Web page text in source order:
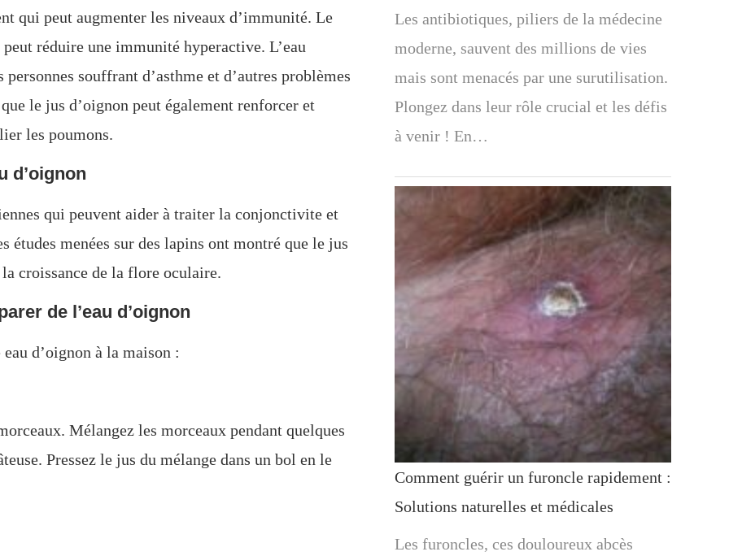
qui peut augmenter les niveaux d’immunité. Le
réduire une immunité hyperactive. L’eau
souffrant d’asthme et d’autres problèmes
le jus d’oignon peut également renforcer et
les poumons.
d’oignon
qui peuvent aider à traiter la conjonctivite et
menées sur des lapins ont montré que le jus
croissance de la flore oculaire.
de l’eau d’oignon
d’oignon à la maison :
Mélangez les morceaux pendant quelques
Pressez le jus du mélange dans un bol en le
Les antibiotiques, piliers de la médecine
moderne, sauvent des millions de vies
mais sont menacés par une surutilisation.
Plongez dans leur rôle crucial et les défis
à venir ! En…
Comment guérir un furoncle rapidement :
Solutions naturelles et médicales
Les furoncles, ces douloureux abcès